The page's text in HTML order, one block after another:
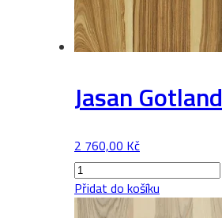
Jasan Gotland
2 760,00 Kč
Jasan
Gotland
množství
Přidat do košíku